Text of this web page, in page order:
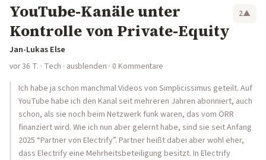
YouTube-Kanäle unter
Kontrolle von Private-Equity
2▲
Jan-Lukas Else
vor 36 T. · Tech · ausblenden · 0 Kommentare
Ich habe ja schon manchmal Videos von Simplicissimus geteilt. Auf
YouTube habe ich den Kanal seit mehreren Jahren abonniert, auch
schon, als sie noch beim Netzwerk funk waren, das vom ÖRR
finanziert wird. Wie ich nun aber gelernt habe, sind sie seit Anfang
2025 “Partner von Electrify”. Partner heißt dabei aber wohl eher,
dass Electrify eine Mehrheitsbeteiligung besitzt. In Electrify